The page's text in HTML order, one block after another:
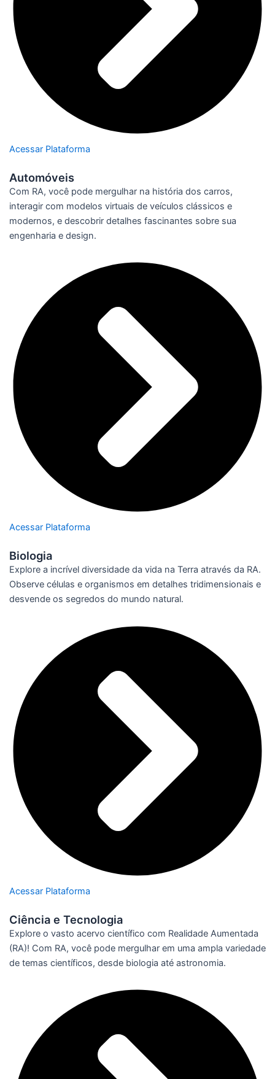
Acessar Plataforma
Automóveis
Com RA, você pode mergulhar na história dos carros,
interagir com modelos virtuais de veículos clássicos e
modernos, e descobrir detalhes fascinantes sobre sua
engenharia e design.
Acessar Plataforma
Biologia
Explore a incrível diversidade da vida na Terra através da RA.
Observe células e organismos em detalhes tridimensionais e
desvende os segredos do mundo natural.
Acessar Plataforma
Ciência e Tecnologia
Explore o vasto acervo científico com Realidade Aumentada
(RA)! Com RA, você pode mergulhar em uma ampla variedade
de temas científicos, desde biologia até astronomia.